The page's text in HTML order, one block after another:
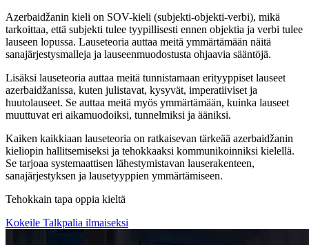
Azerbaidžanin kieli on SOV-kieli (subjekti-objekti-verbi), mikä
tarkoittaa, että subjekti tulee tyypillisesti ennen objektia ja verbi tulee
lauseen lopussa. Lauseteoria auttaa meitä ymmärtämään näitä
sanajärjestysmalleja ja lauseenmuodostusta ohjaavia sääntöjä.
Lisäksi lauseteoria auttaa meitä tunnistamaan erityyppiset lauseet
azerbaidžanissa, kuten julistavat, kysyvät, imperatiiviset ja
huutolauseet. Se auttaa meitä myös ymmärtämään, kuinka lauseet
muuttuvat eri aikamuodoiksi, tunnelmiksi ja ääniksi.
Kaiken kaikkiaan lauseteoria on ratkaisevan tärkeää azerbaidžanin
kieliopin hallitsemiseksi ja tehokkaaksi kommunikoinniksi kielellä.
Se tarjoaa systemaattisen lähestymistavan lauserakenteen,
sanajärjestyksen ja lausetyyppien ymmärtämiseen.
Tehokkain tapa oppia kieltä
Kokeile Talkpalia ilmaiseksi